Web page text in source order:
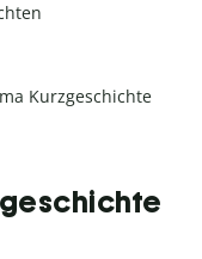
Kurzgeschichte